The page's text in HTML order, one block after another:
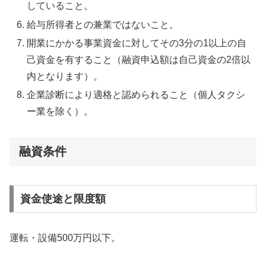
していること。
給与所得者との兼業ではないこと。
開業にかかる事業資金に対してその3分の1以上の自
己資金を有すること（融資申込額は自己資金の2倍以
内となります）。
企業診断により適格と認められること（個人タクシ
ー業を除く）。
融資条件
資金使途と限度額
運転・設備500万円以下。